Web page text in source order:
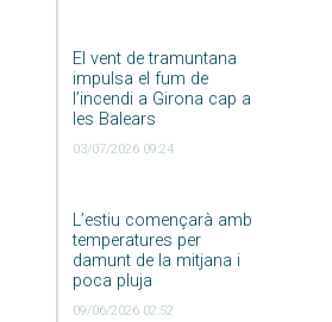
El vent de tramuntana
impulsa el fum de
l’incendi a Girona cap a
les Balears
03/07/2026 09:24
L’estiu començarà amb
temperatures per
damunt de la mitjana i
poca pluja
09/06/2026 02:52